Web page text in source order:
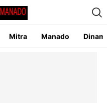
Mitra Manado